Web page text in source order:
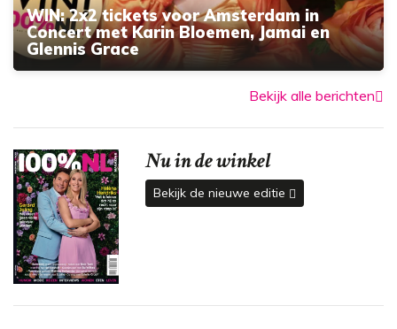
WIN: 2x2 tickets voor Amsterdam in
Concert met Karin Bloemen, Jamai en
Glennis Grace
Bekijk alle berichten
Nu in de winkel
Bekijk de nieuwe editie